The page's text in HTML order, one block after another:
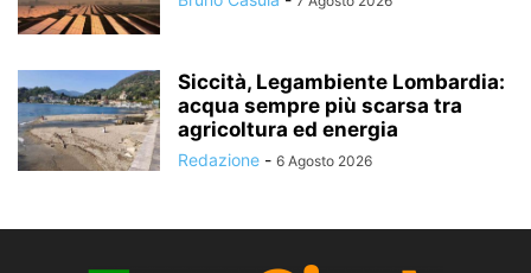
Siccità, Legambiente Lombardia:
acqua sempre più scarsa tra
agricoltura ed energia
Redazione - 6 Agosto 2026